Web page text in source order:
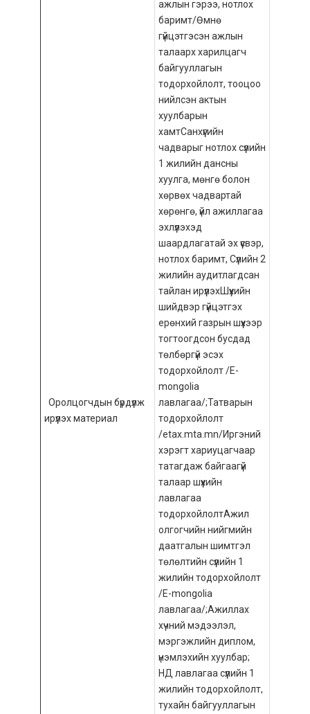
Оролцогчдын бүрдүүлж
ирүүлэх материал
ажлын гэрээ, нотлох
баримт/Өмнө
гүйцэтгэсэн ажлын
талаарх харилцагч
байгууллагын
тодорхойлолт, тооцоо
нийлсэн актын
хуулбарын
хамтСанхүүгийн
чадварыг нотлох сүүлийн
1 жилийн дансны
хуулга, мөнгө болон
хөрвөх чадвартай
хөрөнгө, үйл ажиллагаа
эхлүүлэхэд
шаардлагатай эх үүсвэр,
нотлох баримт, Сүүлийн 2
жилийн аудитлагдсан
тайлан ирүүлэхШүүхийн
шийдвэр гүйцэтгэх
ерөнхий газрын шүүхээр
тогтоогдсон бусдад
төлбөргүй эсэх
тодорхойлолт /E-
mongolia
лавлагаа/;Татварын
тодорхойлолт
/etax.mta.mn/Иргэний
хэрэгт хариуцагчаар
татагдаж байгаагүй
талаар шүүхийн
лавлагаа
тодорхойлолтАжил
олгогчийн нийгмийн
даатгалын шимтгэл
төлөлтийн сүүлийн 1
жилийн тодорхойлолт
/E-mongolia
лавлагаа/;Ажиллах
хүчний мэдээлэл,
мэргэжлийн диплом,
үнэмлэхийн хуулбар;
НД лавлагаа сүүлийн 1
жилийн тодорхойлолт,
тухайн байгууллагын